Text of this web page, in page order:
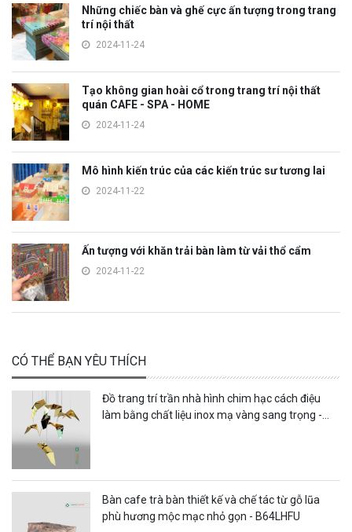
Những chiếc bàn và ghế cực ấn tượng trong trang
trí nội thất
2024-11-24
Tạo không gian hoài cổ trong trang trí nội thất
quán CAFE - SPA - HOME
2024-11-24
Mô hình kiến trúc của các kiến trúc sư tương lai
2024-11-22
Ấn tượng với khăn trải bàn làm từ vải thổ cẩm
2024-11-22
CÓ THỂ BẠN YÊU THÍCH
Đồ trang trí trần nhà hình chim hạc cách điệu
làm bằng chất liệu inox mạ vàng sang trọng -
Bàn cafe trà bàn thiết kế và chế tác từ gỗ lũa
phù hương mộc mạc nhỏ gọn - B64LHFU